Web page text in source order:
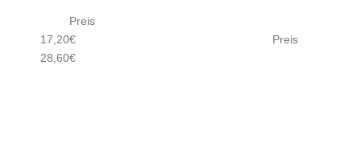
Preis
17,20€ Preis
28,60€